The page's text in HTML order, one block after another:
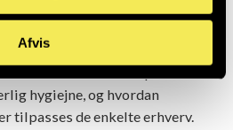
Afvis
kommer vi nærmere ind på,
rengøring
hygiejne, og hvordan
tilpasses de enkelte erhverv.